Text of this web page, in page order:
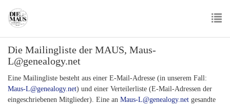
main
Die Mailingliste der MAUS, Maus-
L@genealogy.net
Eine Mailingliste besteht aus einer E-Mail-Adresse (in unserem Fall:
Maus-L@genealogy.net) und einer Verteilerliste (E-Mail-Adressen der
eingeschriebenen Mitglieder). Eine an Maus-L@genealogy.net gesandte